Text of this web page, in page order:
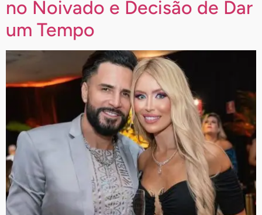
no Noivado e Decisão de Dar
um Tempo